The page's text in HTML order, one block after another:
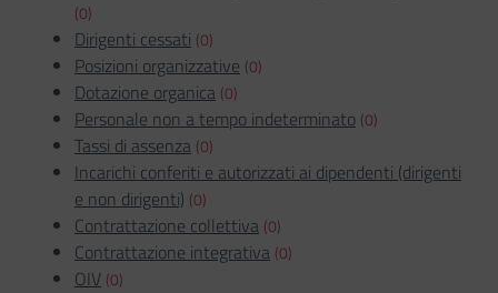
(0)
Dirigenti cessati (0)
Posizioni organizzative (0)
Dotazione organica (0)
Personale non a tempo indeterminato (0)
Tassi di assenza (0)
Incarichi conferiti e autorizzati ai dipendenti (dirigenti
e non dirigenti) (0)
Contrattazione collettiva (0)
Contrattazione integrativa (0)
OIV (0)